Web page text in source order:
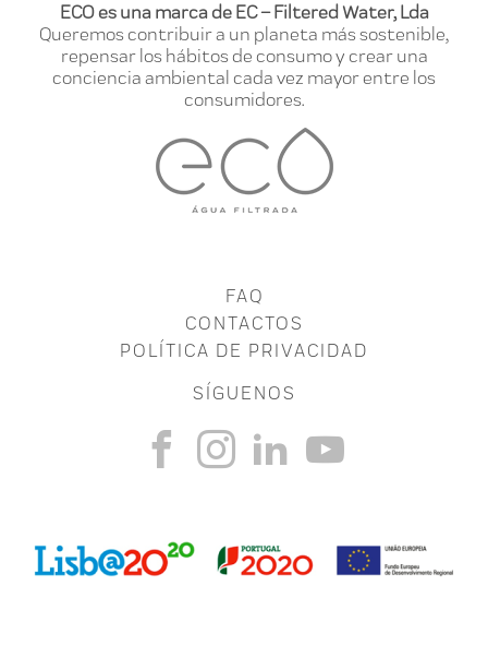
ECO es una marca de EC – Filtered Water, Lda
Queremos contribuir a un planeta más sostenible,
repensar los hábitos de consumo y crear una
conciencia ambiental cada vez mayor entre los
consumidores.
FAQ
CONTACTOS
POLÍTICA DE PRIVACIDAD
SÍGUENOS